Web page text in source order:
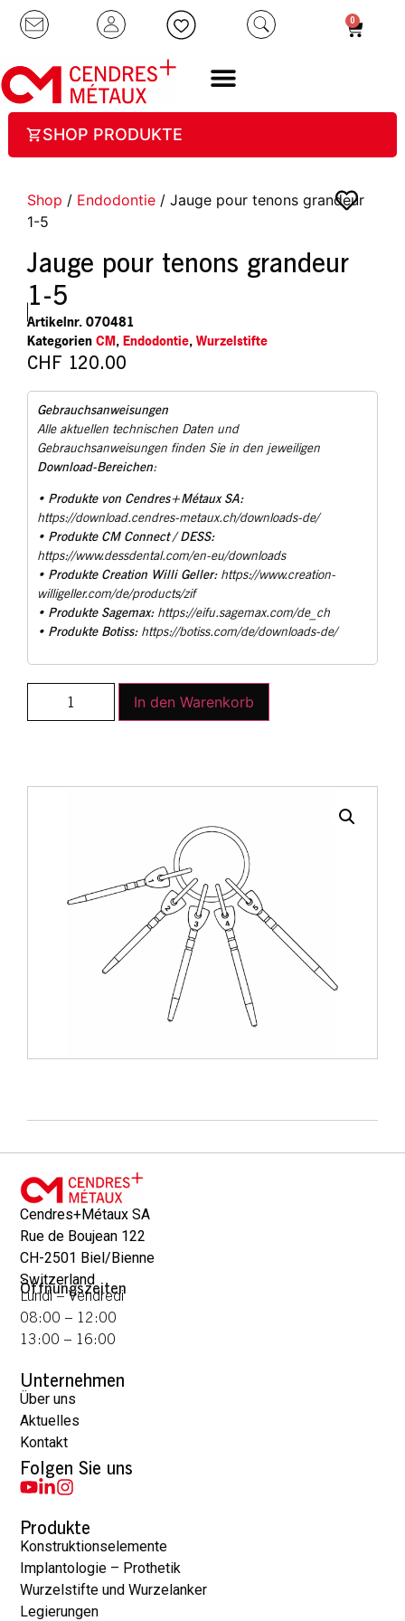
0
SHOP PRODUKTE
Shop / Endodontie / Jauge pour tenons grandeur
1-5
Jauge pour tenons grandeur
1-5
Artikelnr. 070481
Kategorien CM, Endodontie, Wurzelstifte
CHF 120.00
Gebrauchsanweisungen
Alle aktuellen technischen Daten und
Gebrauchsanweisungen finden Sie in den jeweiligen
Download-Bereichen:
• Produkte von Cendres+Métaux SA:
https://download.cendres-metaux.ch/downloads-de/
• Produkte CM Connect / DESS:
https://www.dessdental.com/en-eu/downloads
• Produkte Creation Willi Geller: https://www.creation-
willigeller.com/de/products/zif
• Produkte Sagemax: https://eifu.sagemax.com/de_ch
• Produkte Botiss: https://botiss.com/de/downloads-de/
In den Warenkorb
Cendres+Métaux SA
Rue de Boujean 122
CH-2501 Biel/Bienne
Switzerland
Öffnungszeiten
Lundi – Vendredi
08:00 – 12:00
13:00 – 16:00
Unternehmen
Über uns
Aktuelles
Kontakt
Folgen Sie uns
Produkte
Konstruktionselemente
Implantologie – Prothetik
Wurzelstifte und Wurzelanker
Legierungen